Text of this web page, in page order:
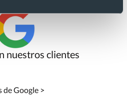
nuestros clientes
de Google >